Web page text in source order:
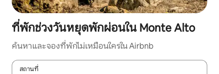
ที่พักช่วงวันหยุดพักผ่อนใน Monte Alto
ค้นหาและจองที่พักไม่เหมือนใครใน Airbnb
สถานที่